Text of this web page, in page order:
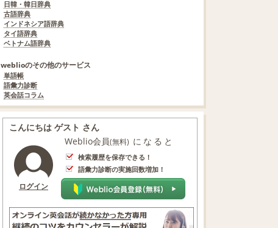
日韓・韓日辞典
古語辞典
インドネシア語辞典
タイ語辞典
ベトナム語辞典
weblioのその他のサービス
単語帳
語彙力診断
英会話コラム
こんにちは ゲスト さん
ログイン
Weblio会員(無料) になると
検索履歴を保存できる！
語彙力診断の実施回数増加！